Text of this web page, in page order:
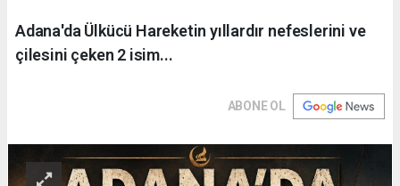
Adana'da Ülkücü Hareketin yıllardır nefeslerini ve
çilesini çeken 2 isim...
ABONE OL